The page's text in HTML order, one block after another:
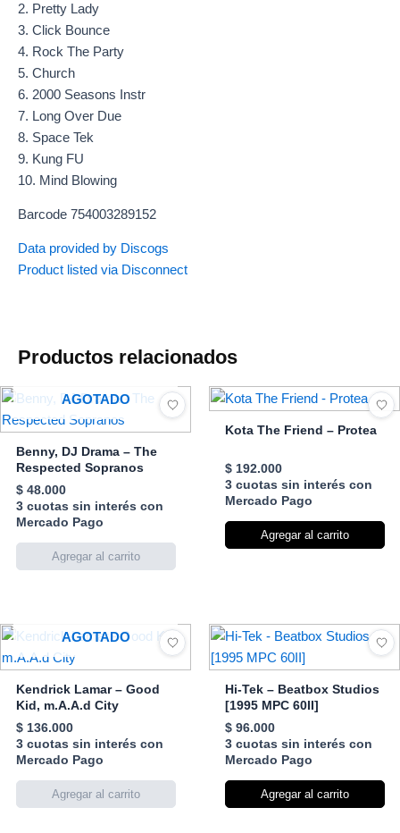
2. Pretty Lady
3. Click Bounce
4. Rock The Party
5. Church
6. 2000 Seasons Instr
7. Long Over Due
8. Space Tek
9. Kung FU
10. Mind Blowing
Barcode 754003289152
Data provided by Discogs
Product listed via Disconnect
Productos relacionados
AGOTADO
Benny, DJ Drama – The
Respected Sopranos
$48.000
3 cuotas sin interés con
Mercado Pago
Kota The Friend – Protea
$192.000
3 cuotas sin interés con
Mercado Pago
Agregar al carrito
AGOTADO
Kendrick Lamar – Good
Kid, m.A.A.d City
$136.000
3 cuotas sin interés con
Mercado Pago
Hi-Tek – Beatbox Studios
[1995 MPC 60II]
$96.000
3 cuotas sin interés con
Mercado Pago
Agregar al carrito